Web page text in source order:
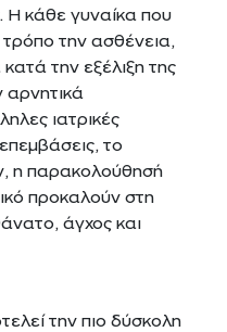
Η κάθε γυναίκα που
τρόπο την ασθένεια,
την εξέλιξη της
αρνητικά
ιατρικές
το
η παρακολούθησή
προκαλούν στη
άγχος και
την πιο δύσκολη